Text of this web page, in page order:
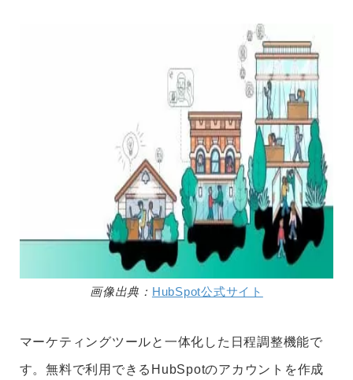
画像出典： HubSpot公式サイト
マーケティングツールと一体化した日程調整機能で
す。無料で利用できるHubSpotのアカウントを作成